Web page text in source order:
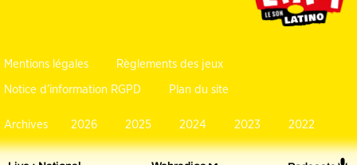
Mentions légales Règlements des jeux
Notice d’information RGPD Plan du site
Archives 2026 2025 2024 2023 2022